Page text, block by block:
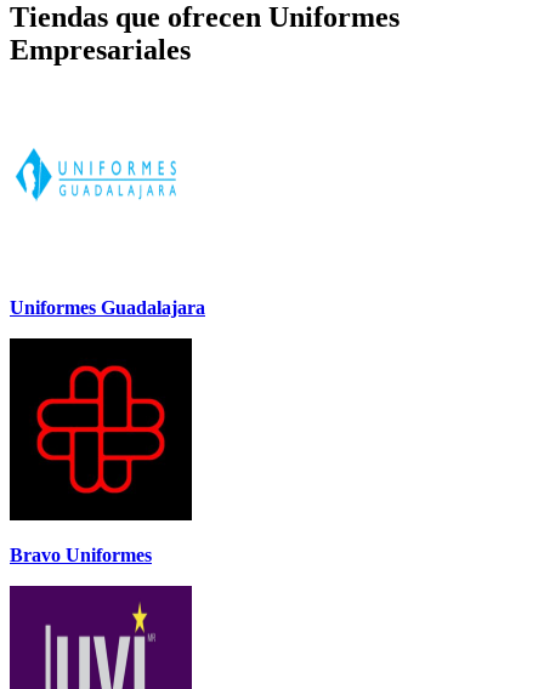
Tiendas que ofrecen Uniformes
Empresariales
Uniformes Guadalajara
Bravo Uniformes